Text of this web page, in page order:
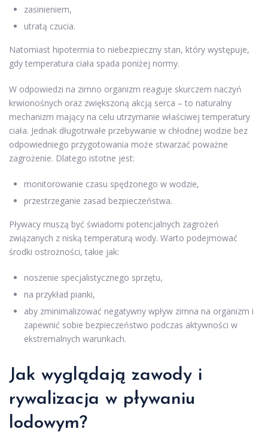
zasinieniem,
utratą czucia.
Natomiast hipotermia to niebezpieczny stan, który występuje,
gdy temperatura ciała spada poniżej normy.
W odpowiedzi na zimno organizm reaguje skurczem naczyń
krwionośnych oraz zwiększoną akcją serca – to naturalny
mechanizm mający na celu utrzymanie właściwej temperatury
ciała. Jednak długotrwałe przebywanie w chłodnej wodzie bez
odpowiedniego przygotowania może stwarzać poważne
zagrożenie. Dlatego istotne jest:
monitorowanie czasu spędzonego w wodzie,
przestrzeganie zasad bezpieczeństwa.
Pływacy muszą być świadomi potencjalnych zagrożeń
związanych z niską temperaturą wody. Warto podejmować
środki ostrożności, takie jak:
noszenie specjalistycznego sprzętu,
na przykład pianki,
aby zminimalizować negatywny wpływ zimna na organizm i
zapewnić sobie bezpieczeństwo podczas aktywności w
ekstremalnych warunkach.
Jak wyglądają zawody i
rywalizacja w pływaniu
lodowym?